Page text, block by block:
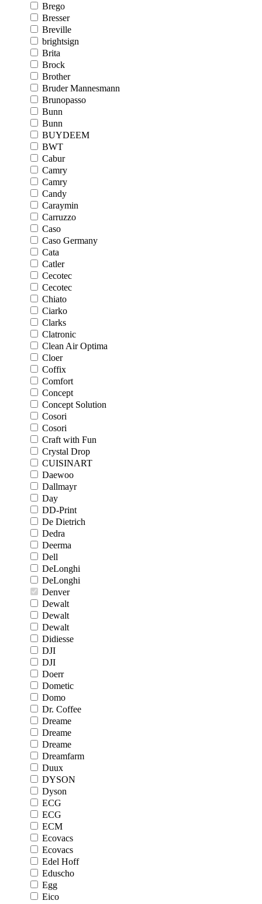
Brego
Bresser
Breville
brightsign
Brita
Brock
Brother
Bruder Mannesmann
Brunopasso
Bunn
Bunn
BUYDEEM
BWT
Cabur
Camry
Camry
Candy
Caraymin
Carruzzo
Caso
Caso Germany
Cata
Catler
Cecotec
Cecotec
Chiato
Ciarko
Clarks
Clatronic
Clean Air Optima
Cloer
Coffix
Comfort
Concept
Concept Solution
Cosori
Cosori
Craft with Fun
Crystal Drop
CUISINART
Daewoo
Dallmayr
Day
DD-Print
De Dietrich
Dedra
Deerma
Dell
DeLonghi
DeLonghi
Denver
Dewalt
Dewalt
Dewalt
Didiesse
DJI
DJI
Doerr
Dometic
Domo
Dr. Coffee
Dreame
Dreame
Dreame
Dreamfarm
Duux
DYSON
Dyson
ECG
ECG
ECM
Ecovacs
Ecovacs
Edel Hoff
Eduscho
Egg
Eico